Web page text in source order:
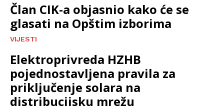
Član CIK-a objasnio kako će se
glasati na Opštim izborima
VIJESTI
Elektroprivreda HZHB
pojednostavljena pravila za
priključenje solara na
distribucijsku mrežu